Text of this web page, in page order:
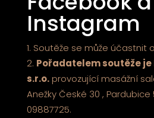
Instagram
Soutěže se může účastnit
Pořadatelem soutěže je
s.r.o. provozující masážní
Anežky České 30 , Pardubice
09887725.